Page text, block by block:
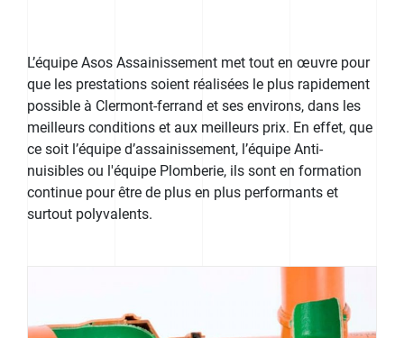
L’équipe Asos Assainissement met tout en œuvre pour
que les prestations soient réalisées le plus rapidement
possible à Clermont-ferrand et ses environs, dans les
meilleurs conditions et aux meilleurs prix. En effet, que
ce soit l’équipe d’assainissement, l’équipe Anti-
nuisibles ou l'équipe Plomberie, ils sont en formation
continue pour être de plus en plus performants et
surtout polyvalents.